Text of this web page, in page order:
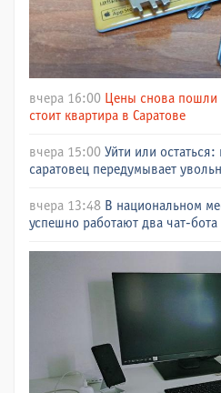
вчера 16:00 Цены снова пошли
стоит квартира в Саратове
вчера 15:00 Уйти или
саратовец передумывает
вчера 13:48 В национальном
успешно работают два чат-бота